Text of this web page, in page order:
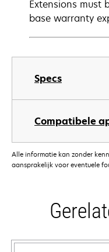
Specs
Compatibele
Extensions must
base warranty
Alle informatie kan zonder
aansprakelijk voor eventuele